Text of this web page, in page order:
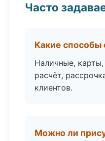
Часто
Какие способы
Наличные,
расчёт,
клиентов.
Можно ли